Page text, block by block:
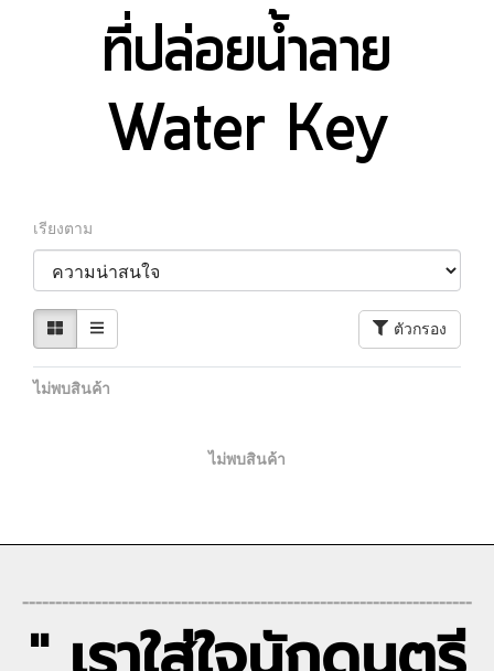
ที่ปล่อยน้ำลาย
Water Key
เรียงตาม
ตัวกรอง
ไม่พบสินค้า
ไม่พบสินค้า
--------------------------------------------------------------------